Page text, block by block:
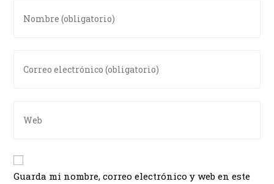
Guarda mi nombre, correo electrónico y web en este